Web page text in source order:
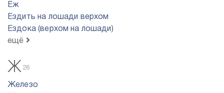
Еж
Ездить на лошади верхом
Ездока (верхом на лошади)
ещё
Ж 26
Железо